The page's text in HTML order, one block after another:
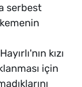
serbest
kızı
için